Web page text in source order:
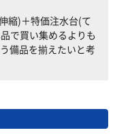
縮)＋特価注水台(て
で買い集めるよりも
備品を揃えたいと考